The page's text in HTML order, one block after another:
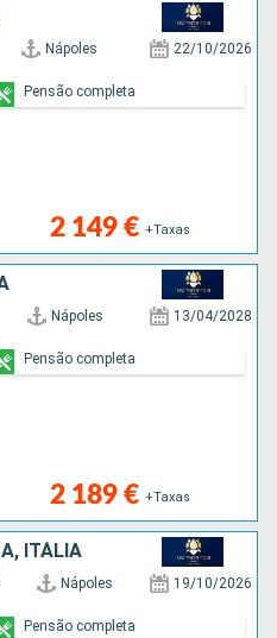
Nápoles 22/10/2026
2 149 € +Taxas
Pensão completa
Nápoles 13/04/2028
2 189 € +Taxas
Pensão completa
ITÁLIA
Nápoles 19/10/2026
Pensão completa